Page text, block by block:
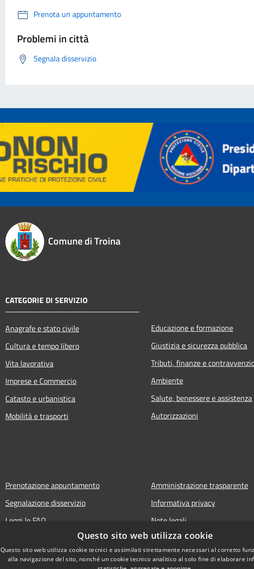
Prenota un appuntamento
Problemi in città
Segnala disservizio
Comune di Troina
CATEGORIE DI SERVIZIO
Anagrafe e stato civile
Cultura e tempo libero
Vita lavorativa
Imprese e Commercio
Catasto e urbanistica
Mobilità e trasporti
Educazione e formazione
Giustizia e sicurezza pubblica
Tributi, finanze e
Ambiente
Salute, benessere e assistenza
Autorizzazioni
Prenotazione appuntamento
Segnalazione disservizio
Leggi le FAQ
Amministrazione trasparente
Informativa privacy
Note legali
Dichiarazione di accessibilità
Questo sito web utilizza cookie
Questo sito web utilizza cookie tecnici e assimilati strettamente necessari al corretto
alla navigazione del sito, nonché un cookie tecnico analitico al solo fine di elaborare